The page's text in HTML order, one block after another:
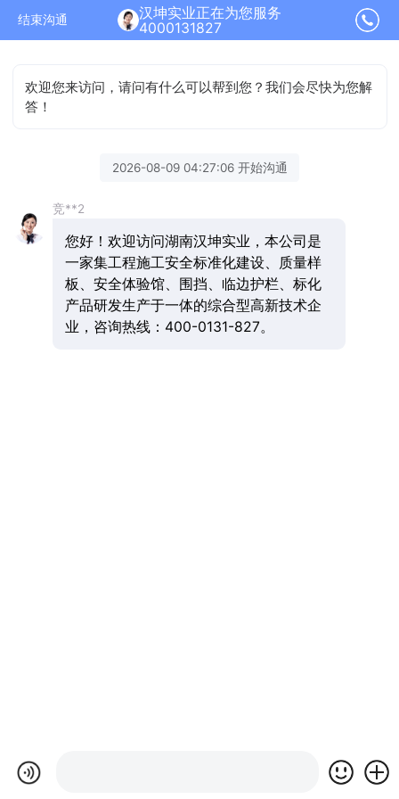
结束沟通
汉坤实业正在为您服务
4000131827
欢迎您来访问，请问有什么可以帮到您？我们会尽快为您解
答！
2026-08-09 04:27:06 开始沟通
竞**2
您好！欢迎访问湖南汉坤实业，本公司是
一家集工程施工安全标准化建设、质量样
板、安全体验馆、围挡、临边护栏、标化
产品研发生产于一体的综合型高新技术企
业，咨询热线：400-0131-827。